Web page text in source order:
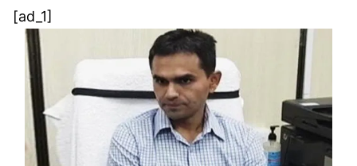
[ad_1]